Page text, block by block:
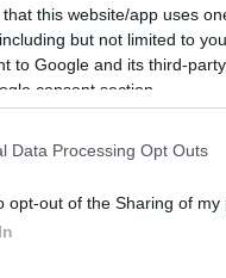
that this website/app uses
but not limited to
to Google and its third-
consent section.
Data Processing Opt Outs
opt-out of the Sharing of my
gesztikulált, Léa Seydoux
Mescal megfacsarta a